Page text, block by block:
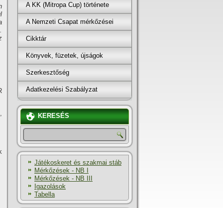
A KK (Mitropa Cup) története
A Nemzeti Csapat mérkőzései
Cikktár
Könyvek, füzetek, újságok
Szerkesztőség
Adatkezelési Szabályzat
KERESÉS
Játékoskeret és szakmai stáb
Mérkőzések - NB I
Mérkőzések - NB III
Igazolások
Tabella